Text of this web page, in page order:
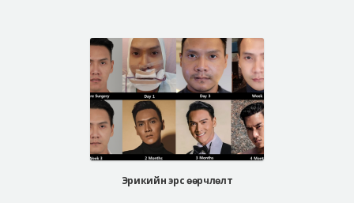
Эрикийн эрс өөрчлөлт